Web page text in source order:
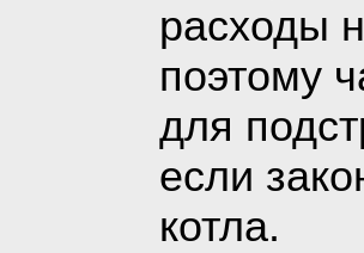
расходы
поэтому
для
если
котла.